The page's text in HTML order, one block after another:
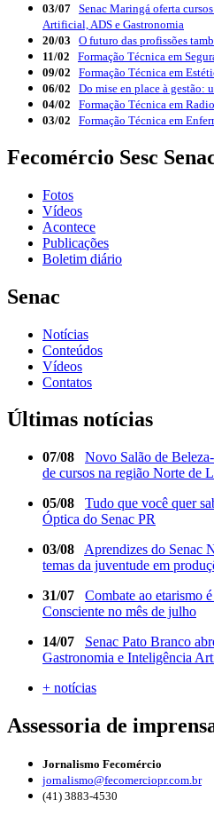
03/07 Senac Maringá oferta
Artificial, ADS e Gastronomia
20/03
O futuro das profissões
11/02
Formação Técnica em
09/02
Formação Técnica em
06/02
Do mise en place à gestão:
04/02
Formação Técnica em
03/02
Formação Técnica em
Fecomércio Sesc
Fotos
Vídeos
Acontece
Publicações
Boletim diário
Senac
Notícias
Conteúdos
Vídeos
Contatos
Últimas notícias
07/08
Novo Salão de
de cursos na região Norte de
05/08
Tudo que você quer
Óptica do Senac PR
03/08
Aprendizes do Senac
temas da juventude em
31/07
Combate ao etarismo
Consciente no mês de julho
14/07
Senac Pato Branco
Gastronomia e Inteligência
+ notícias
Assessoria de
Jornalismo Fecomércio
jornalismo@fecomerciopr.com.br
(41) 3883-4530